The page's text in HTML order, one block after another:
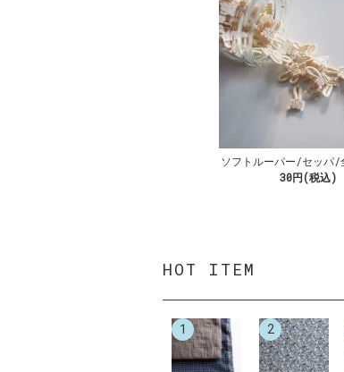
ソフトルーパー/セッパ/
30円(税込)
HOT ITEM
1 2